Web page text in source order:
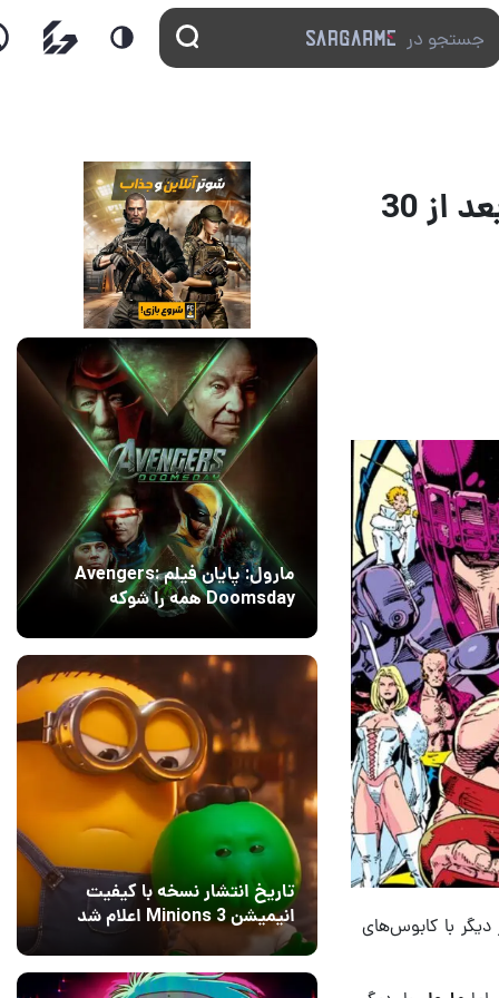
بازگشت یک شرور فراموش‌شده به دنیای X-Men بعد از 30
دیگر با کابوس‌های
13 مرداد 1405
مارول: پایان فیلم Avengers:
Doomsday همه را شوکه
تاریخ انتشار نسخه با کیفیت
انیمیشن Minions 3 اعلام شد